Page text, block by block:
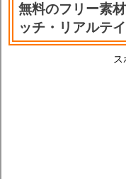
無料のフリー素
ッチ・リアルテ